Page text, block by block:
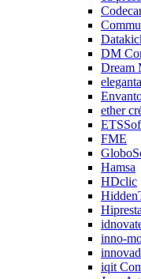
DM
Dream
ether
FME
Hamsa
HDclic
Hipresta
inno-
iqit